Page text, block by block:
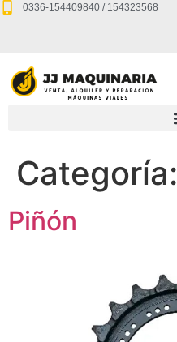
0336-154409840 / 154323568
Categoría:
Piñón